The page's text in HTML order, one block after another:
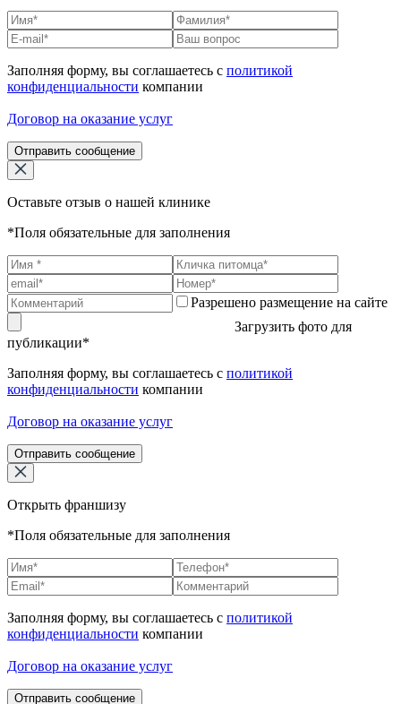
Заполняя форму, вы соглашаетесь с политикой
конфиденциальности компании
Договор на оказание услуг
Отправить сообщение
Оставьте отзыв о нашей клинике
*Поля обязательные для заполнения
Разрешено размещение на сайте
Загрузить фото для
публикации*
Заполняя форму, вы соглашаетесь с политикой
конфиденциальности компании
Договор на оказание услуг
Отправить сообщение
Открыть франшизу
*Поля обязательные для заполнения
Заполняя форму, вы соглашаетесь с политикой
конфиденциальности компании
Договор на оказание услуг
Отправить сообщение